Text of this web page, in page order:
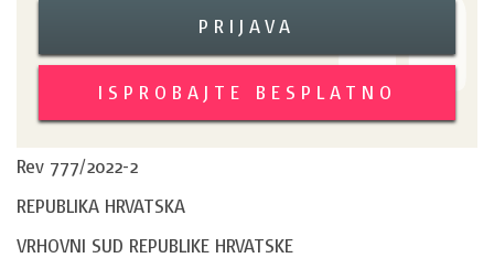
PRIJAVA
ISPROBAJTE BESPLATNO
Rev 777/2022-2
REPUBLIKA HRVATSKA
VRHOVNI SUD REPUBLIKE HRVATSKE